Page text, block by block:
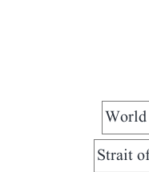
World
Strait